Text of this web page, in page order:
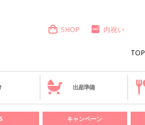
TOP
SHOP 内祝い
出産準備
キャンペーン